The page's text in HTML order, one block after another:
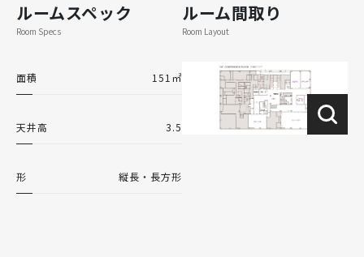
ルームスペック
Room Specs
面積 151㎡
天井高 3.5
形 縦長・長方形
ルーム間取り
Room Layout